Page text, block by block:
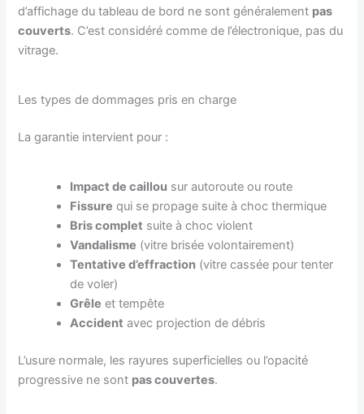
d’affichage du tableau de bord ne sont généralement pas
couverts. C’est considéré comme de l’électronique, pas du
vitrage.
Les types de dommages pris en charge
La garantie intervient pour :
Impact de caillou sur autoroute ou route
Fissure qui se propage suite à choc thermique
Bris complet suite à choc violent
Vandalisme (vitre brisée volontairement)
Tentative d’effraction (vitre cassée pour tenter
de voler)
Grêle et tempête
Accident avec projection de débris
L’usure normale, les rayures superficielles ou l’opacité
progressive ne sont pas couvertes.